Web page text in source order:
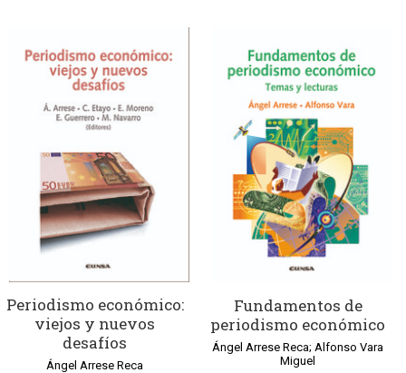
Periodismo económico:
viejos y nuevos
desafíos
Ángel Arrese Reca
Fundamentos de
periodismo económico
Ángel Arrese Reca; Alfonso Vara
Miguel